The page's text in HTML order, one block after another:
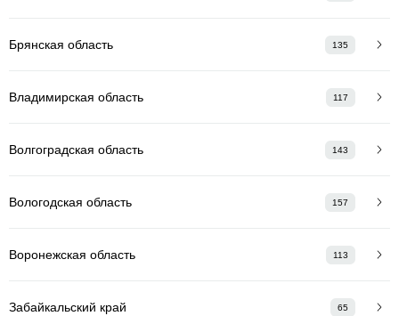
Брянская область 135
Владимирская область 117
Волгоградская область 143
Вологодская область 157
Воронежская область 113
Забайкальский край 65